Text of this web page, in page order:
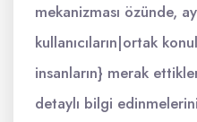
mekanizması özünde,
kullanıcıların|ortak
insanların} merak
detaylı bilgi